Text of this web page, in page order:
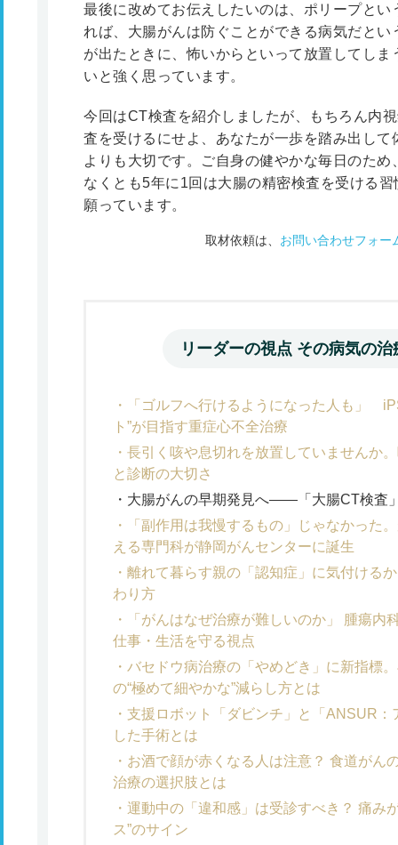
最後に改めてお伝えしたいのは、ポリープと
れば、大腸がんは防ぐことができる病気だと
が出たときに、怖いからといって放置してし
いと強く思っています。
今回はCT検査を紹介しましたが、もちろん内
査を受けるにせよ、あなたが一歩を踏み出し
よりも大切です。ご自身の健やかな毎日のた
なくとも5年に1回は大腸の精密検査を受ける
願っています。
取材依頼は、 お問い合わせフォー
リーダーの視点 その病気の治
「ゴルフへ行けるようになった人も」
ト”が目指す重症心不全治療
長引く咳や息切れを放置していませんか
と診断の大切さ
大腸がんの早期発見へ――「大腸CT検査
「副作用は我慢するもの」じゃなかった
える専門科が静岡がんセンターに誕生
離れて暮らす親の「認知症」に気付ける
わり方
「がんはなぜ治療が難しいのか」 腫瘍内
仕事・生活を守る視点
バセドウ病治療の「やめどき」に新指標
の“極めて細やかな”減らし方とは
支援ロボット「ダビンチ」と「ANSUR
した手術とは
お酒で顔が赤くなる人は注意？ 食道がん
治療の選択肢とは
運動中の「違和感」は受診すべき？ 痛み
ス”のサイン